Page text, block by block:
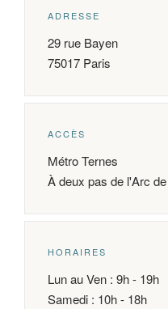
ADRESSE
29 rue Bayen
75017 Paris
ACCÈS
Métro Ternes
À deux pas de l'Arc
HORAIRES
Lun au Ven : 9h - 19h
Samedi : 10h - 18h